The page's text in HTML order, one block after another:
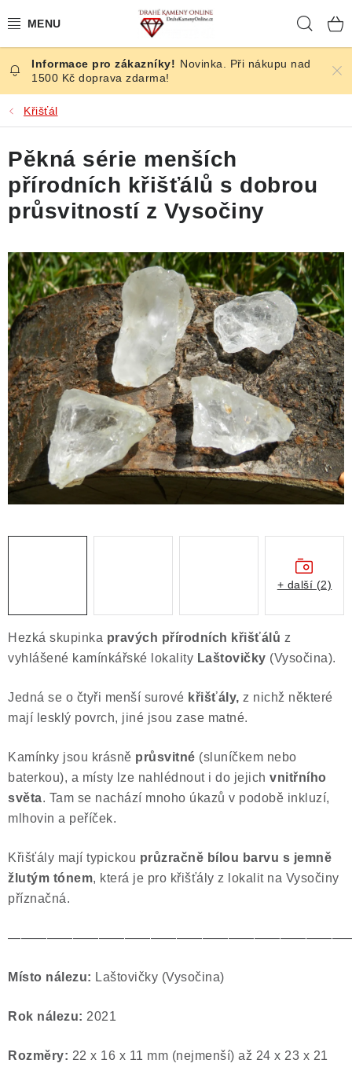
na
ČESKÉ KAMENY
ŠPERKY
KAMENY ZE SVĚTA
BROUŠENÉ
ÚČINKY
KRYSTALY
ČLÁNKY
NALEZIŠTĚ
NÁŠ PŘÍBĚH
VIDEOGALERIE
Výkup minerálů a drahých kamenů
Formulář pro odstoupení od smlouvy
Poučení o právu na odstoupení od smlouvy
Novinka. Při nákupu nad
1500 Kč doprava zdarma!
Křišťál
Hezká skupinka pravých přírodních křišťálů z
vyhlášené kamínkářské lokality Laštovičky (Vysočina).
Jedná se o čtyři menší surové křišťály, z nichž některé
mají lesklý povrch, jiné jsou zase matné.
Kamínky jsou krásně průsvitné (sluníčkem nebo
baterkou), a místy lze nahlédnout i do jejich vnitřního
světa. Tam se nachází mnoho úkazů v podobě inkluzí,
mlhovin a peříček.
Křišťály mají typickou průzračně bílou barvu s jemně
žlutým tónem, která je pro křišťály z lokalit na Vysočiny
příznačná.
Místo nálezu: Laštovičky (Vysočina)
Rok nálezu: 2021
Rozměry: 22 x 16 x 11 mm (nejmenší) až 24 x 23 x 21
Pěkná série menších
přírodních křišťálů s dobrou
průsvitností z Vysočiny
+ další (2)